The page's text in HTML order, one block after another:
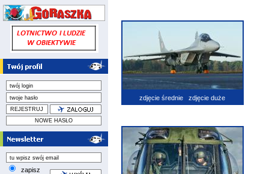
zapisz
zdjęcie średnie zdjęcie duże